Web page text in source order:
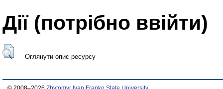
Дії ​​(потрібно ввійти)
Оглянути опис ресурсу